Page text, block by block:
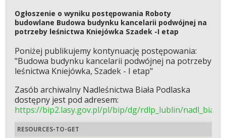
Ogłoszenie o wyniku postępowania Roboty
budowlane Budowa budynku kancelarii podwójnej na
potrzeby leśnictwa Kniejówka Szadek -I etap
Poniżej publikujemy kontynuację postępowania:
"Budowa budynku kancelarii podwójnej na potrzeby
leśnictwa Kniejówka, Szadek - I etap"
Zasób archiwalny Nadleśnictwa Biała Podlaska
dostępny jest pod adresem:
https://bip2.lasy.gov.pl/pl/bip/dg/rdlp_lublin/
RESOURCES-TO-GET